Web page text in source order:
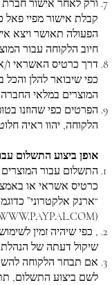
ורק לאחר אישור
קבלת אישור מפיי פאל
הפעולה תאושר ויצא
חיוב הלקוחה עבור
דרך כרטיס האשראי ו/
כפי שיבואר להלן והכל
המוצרים במלאי
הפרטים כפי שהוזנו
הלקוחה, יהוו ראיה
אופן ביצוע התשלום
התשלום עבור
כרטיס אשראי או
“ארנק אלקטרוני”
(
, כפי שיהיה זמין
שיקול דעתה של
אם תבחר הלקוחה
לשם ביצוע התשלום,